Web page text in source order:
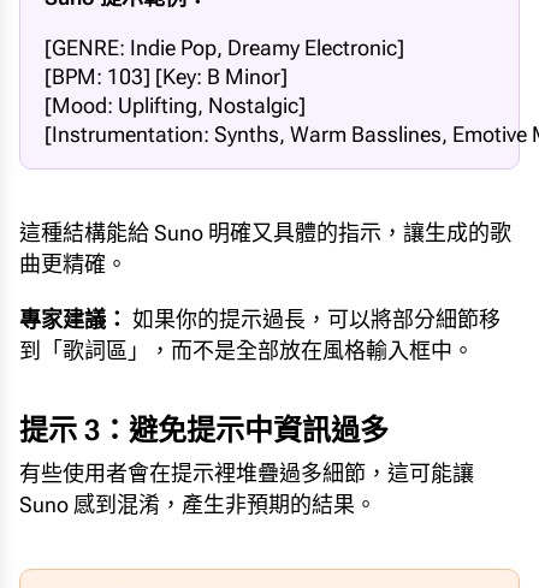
[GENRE: Indie Pop, Dreamy Electronic]
[BPM: 103] [Key: B Minor]
[Mood: Uplifting, Nostalgic]
[Instrumentation: Synths, Warm Basslines, Emotive
這種結構能給 Suno 明確又具體的指示，讓生成的歌
曲更精確。
專家建議： 如果你的提示過長，可以將部分細節移
到「歌詞區」，而不是全部放在風格輸入框中。
提示 3：避免提示中資訊過多
有些使用者會在提示裡堆疊過多細節，這可能讓
Suno 感到混淆，產生非預期的結果。